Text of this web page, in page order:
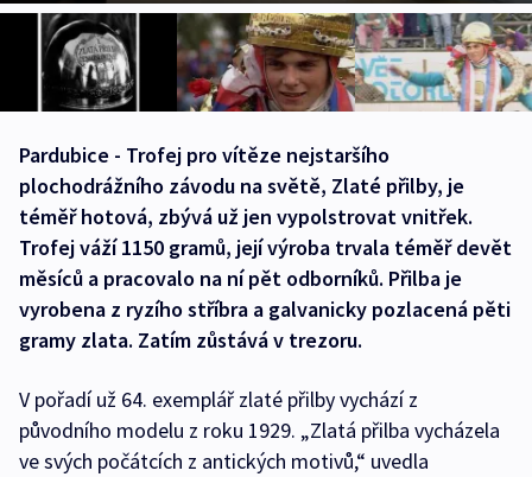
Pardubice - Trofej pro vítěze nejstaršího
plochodrážního závodu na světě, Zlaté přilby, je
téměř hotová, zbývá už jen vypolstrovat vnitřek.
Trofej váží 1150 gramů, její výroba trvala téměř devět
měsíců a pracovalo na ní pět odborníků. Přilba je
vyrobena z ryzího stříbra a galvanicky pozlacená pěti
gramy zlata. Zatím zůstává v trezoru.
V pořadí už 64. exemplář zlaté přilby vychází z
původního modelu z roku 1929. „Zlatá přilba vycházela
ve svých počátcích z antických motivů,“ uvedla